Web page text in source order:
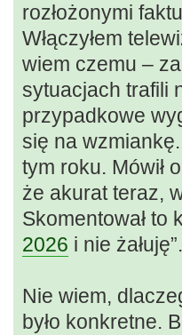
rozłożonymi
Włączyłem
wiem czemu –
sytuacjach trafili
przypadkowe
się na
tym roku. Mówił
że akurat teraz,
Skomentował to
2026 i nie żałuję”.
Nie wiem,
było konkretne.